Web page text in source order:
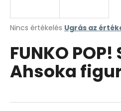
A
átlagos
értékelése
5-
ből
Nincs értékelés Ugrás az
FUNKO
Ahsoka